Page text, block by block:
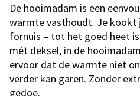
De hooimadam is een
warmte vasthoudt. Je kookt
fornuis – tot het goed heet
mét deksel, in de
ervoor dat de warmte niet
verder kan garen. Zonder
gedoe.